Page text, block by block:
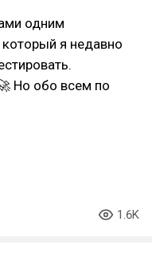
одним
я недавно
Но обо всем по
1.6K